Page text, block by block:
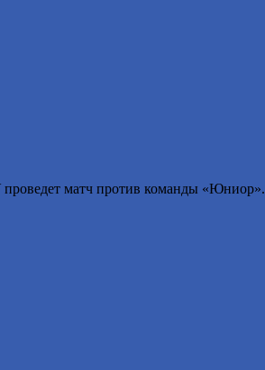
проведет матч против команды «Юниор».